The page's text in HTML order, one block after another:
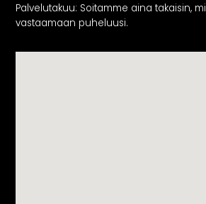
Palvelutakuu: Soitamme aina takaisin,
vastaamaan puheluusi.